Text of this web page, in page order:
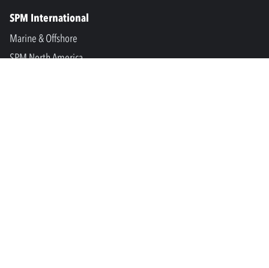
SPM International
Marine & Offshore
SPM North America